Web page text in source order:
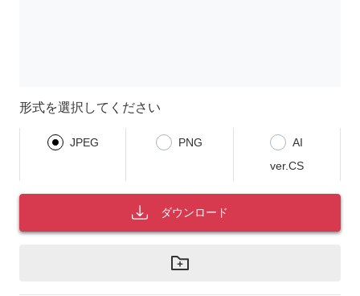
形式を選択してください
JPEG PNG
AI
ver.CS
ダウンロード